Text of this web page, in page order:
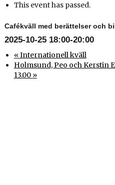
This event has passed.
Cafékväll med berättelser och
2025-10-25 18:00-20:00
«Internationell kväll
Holmsund, Peo och Kerstin
13.00 »